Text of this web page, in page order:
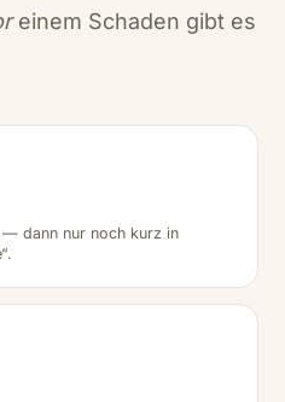
einem Schaden gibt es
dann nur noch kurz in